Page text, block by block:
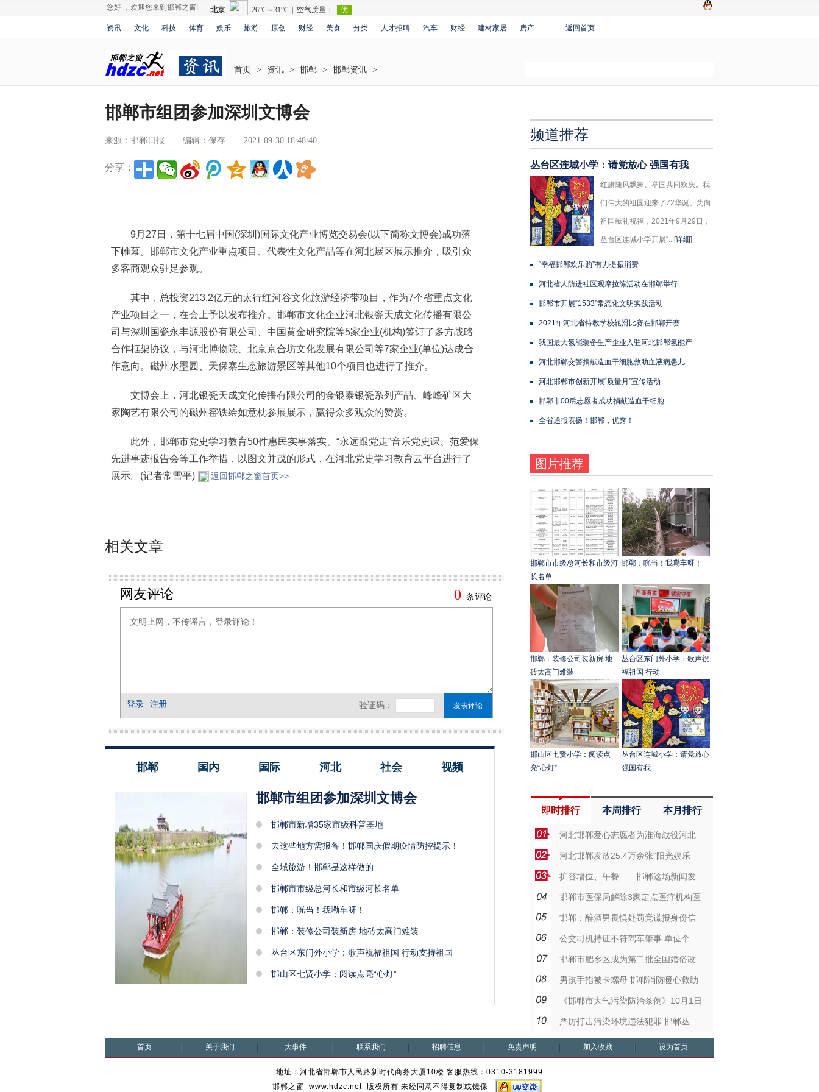
您好 ，欢迎您来到邯郸之窗!
资讯 文化 科技 体育 娱乐 旅游 原创 财经 美食 分类 人才招聘 汽车 财经 建材家居 房产 返回首页
首页 > 资讯 > 邯郸 > 邯郸资讯 >
邯郸市组团参加深圳文博会
来源：邯郸日报 编辑：保存 2021-09-30 18:48:40
分享：
9月27日，第十七届中国(深圳)国际文化产业博览交易会(以下简称文博会)成功落
下帷幕。邯郸市文化产业重点项目、代表性文化产品等在河北展区展示推介，吸引众
多客商观众驻足参观。
其中，总投资213.2亿元的太行红河谷文化旅游经济带项目，作为7个省重点文化
产业项目之一，在会上予以发布推介。邯郸市文化企业河北银瓷天成文化传播有限公
司与深圳国瓷永丰源股份有限公司、中国黄金研究院等5家企业(机构)签订了多方战略
合作框架协议，与河北博物院、北京京合坊文化发展有限公司等7家企业(单位)达成合
作意向。磁州水墨园、天保寨生态旅游景区等其他10个项目也进行了推介。
文博会上，河北银瓷天成文化传播有限公司的金银泰银瓷系列产品、峰峰矿区大
家陶艺有限公司的磁州窑铁绘如意枕参展展示，赢得众多观众的赞赏。
此外，邯郸市党史学习教育50件惠民实事落实、“永远跟党走”音乐党史课、范爱保
先进事迹报告会等工作举措，以图文并茂的形式，在河北党史学习教育云平台进行了
展示。(记者常雪平)
返回邯郸之窗首页>>
相关文章
邯郸 国内 国际 河北 社会 视频
邯郸市组团参加深圳文博会
邯郸市新增35家市级科普基地
去这些地方需报备！邯郸国庆假期疫情防控提示！
全域旅游！邯郸是这样做的
邯郸市市级总河长和市级河长名单
邯郸：​咣当！我嘞车呀！
邯郸：装修公司装新房 地砖太高门难装
丛台区东门外小学：歌声祝福祖国 行动支持祖国
邯山区七贤小学：阅读点亮“心灯”
频道推荐
丛台区连城小学：请党放心 强国有我
红旗随风飘舞、举国共同欢庆。我
们伟大的祖国迎来了72华诞。为向
祖国献礼祝福，2021年9月29日，
丛台区连城小学开展“...[详细]
“幸福邯郸欢乐购”有力提振消费
河北省人防进社区观摩拉练活动在邯郸举行
邯郸市开展“1533”常态化文明实践活动
2021年河北省特教学校轮滑比赛在邯郸开赛
我国最大氢能装备生产企业入驻河北邯郸氢能产
河北邯郸交警捐献造血干细胞救助血液病患儿
河北邯郸市创新开展“质量月”宣传活动
邯郸市00后志愿者成功捐献造血干细胞
全省通报表扬！邯郸，优秀！
图片推荐
邯郸市市级总河长和市级河
长名单
邯郸：​咣当！我嘞车呀！
邯郸：装修公司装新房 地
砖太高门难装
丛台区东门外小学：歌声祝
福祖国 行动
邯山区七贤小学：阅读点
亮“心灯”
丛台区连城小学：请党放心
强国有我
即时排行 本周排行 本月排行
河北邯郸爱心志愿者为淮海战役河北
河北邯郸发放25.4万余张“阳光娱乐
扩容增位、午餐……邯郸这场新闻发
邯郸市医保局解除3家定点医疗机构医
邯郸：醉酒男畏惧处罚竟谎报身份信
公交司机持证不符驾车肇事 单位个
邯郸市肥乡区成为第二批全国婚俗改
男孩手指被卡螺母 邯郸消防暖心救助
《邯郸市大气污染防治条例》10月1日
严厉打击污染环境违法犯罪 邯郸丛
首页 关于我们 大事件 联系我们 招聘信息 免责声明 加入收藏 设为首页
地址：河北省邯郸市人民路新时代商务大厦10楼 客服热线：0310-3181999
邯郸之窗 www.hdzc.net 版权所有 未经同意不得复制或镜像